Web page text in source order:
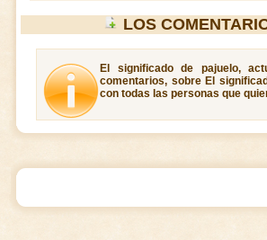
LOS
El significado de pajuelo,
comentarios, sobre El
con todas las personas que